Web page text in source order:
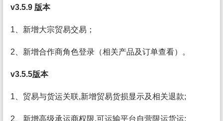
v3.5.9 版本
1、新增大宗贸易交易；
2、新增合作商角色登录（相关产品及订单查看）。
v3.5.5版本
1、贸易与货运关联,新增贸易货损显示及相关退款;
2、新增高级承运商权限,可运输平台自营限运货运;